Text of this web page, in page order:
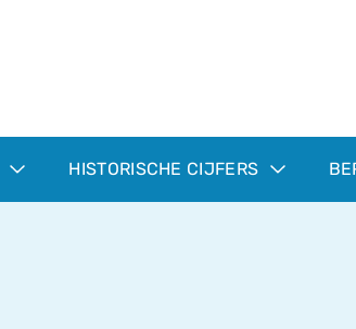
HISTORISCHE CIJFERS